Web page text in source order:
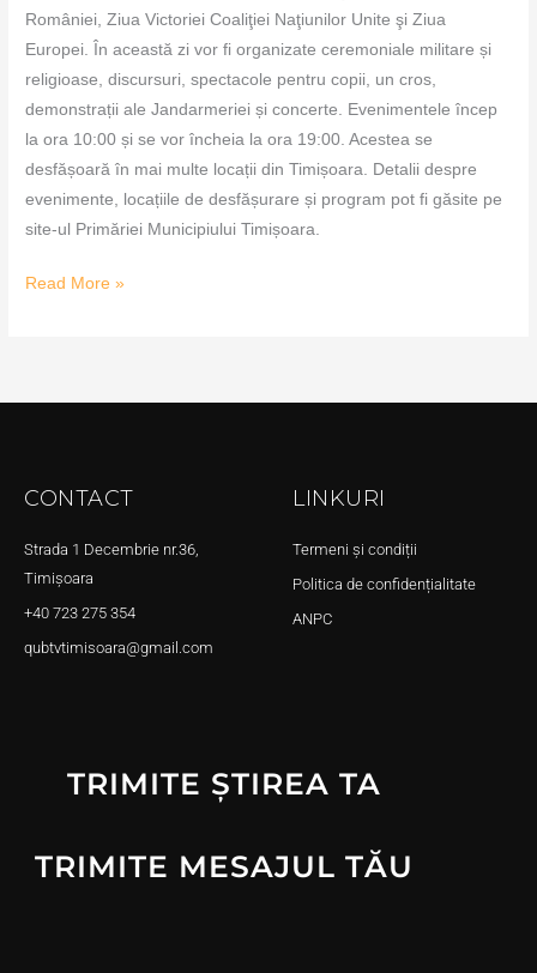
României, Ziua Victoriei Coaliţiei Naţiunilor Unite şi Ziua
Europei. În această zi vor fi organizate ceremoniale militare și
religioase, discursuri, spectacole pentru copii, un cros,
demonstrații ale Jandarmeriei și concerte. Evenimentele încep
la ora 10:00 și se vor încheia la ora 19:00. Acestea se
desfășoară în mai multe locații din Timișoara. Detalii despre
evenimente, locațiile de desfășurare și program pot fi găsite pe
site-ul Primăriei Municipiului Timișoara.
Read More »
CONTACT
Strada 1 Decembrie nr.36,
Timișoara
+40 723 275 354
qubtvtimisoara@gmail.com
LINKURI
Termeni și condiții
Politica de confidențialitate
ANPC
TRIMITE ȘTIREA TA
TRIMITE MESAJUL TĂU